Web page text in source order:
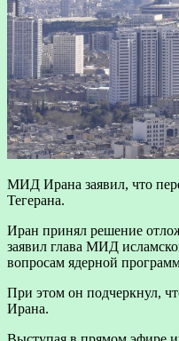
МИД Ирана заявил, что
Тегерана.
Иран принял решение
заявил глава МИД
вопросам ядерной
При этом он подчеркнул,
Ирана.